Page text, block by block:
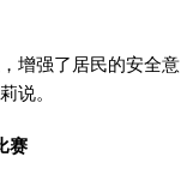
增强了居民的安全意
说。
赛